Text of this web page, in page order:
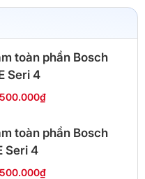
toàn phần Bosch
Seri 4
toàn phần Bosch
Seri 4